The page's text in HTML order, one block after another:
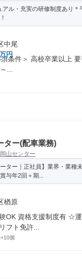
アル・充実の研修制度あり
中尾
円
条件＞ 高校卒業以上
...
ター(配車業務)
山センター
ーター｜正社員】業界・業種
与年2回＋期...
楢原
OK 資格支援制度有 ☆
フト免許...
+10個